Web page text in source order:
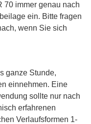
70 immer genau nach
ein. Bitte fragen
wenn Sie sich
ganze Stunde,
einnehmen. Eine
sollte nur nach
erfahrenen
Verlaufsformen 1-